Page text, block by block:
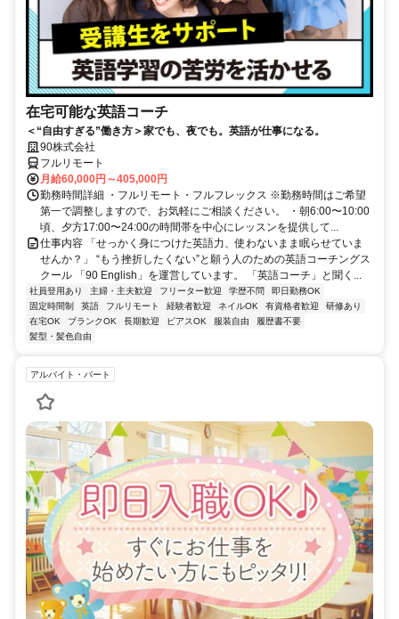
在宅可能な英語コーチ
＜“自由すぎる”働き方＞家でも、夜でも。英語が仕事になる。
90株式会社
フルリモート
月給60,000円～405,000円
勤務時間詳細 ・フルリモート・フルフレックス ※勤務時間はご希望
第一で調整しますので、お気軽にご相談ください。 ・朝6:00〜10:00
頃、夕方17:00〜24:00の時間帯を中心にレッスンを提供して...
仕事内容 「せっかく身につけた英語力、使わないまま眠らせていま
せんか？」 “もう挫折したくない”と願う人のための英語コーチングス
クール 「90 English」を運営しています。 「英語コーチ」と聞く...
社員登用あり 主婦・主夫歓迎 フリーター歓迎 学歴不問
即日勤務OK
固定時間制
英語 フルリモート 経験者歓迎 ネイルOK 有資格者歓迎
研修あり
在宅OK
ブランクOK 長期歓迎 ピアスOK 服装自由
履歴書不要
髪型・髪色自由
アルバイト・パート